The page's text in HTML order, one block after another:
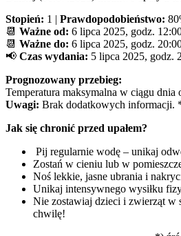
Stopień: 1 | Prawdopodobieństwo:
📆 Ważne od: 6 lipca 2025, godz.
📆 Ważne do: 6 lipca 2025, godz.
📢 Czas wydania: 5 lipca 2025, godz.
Prognozowany przebieg:
Temperatura maksymalna w ciągu dnia
Uwagi: Brak dodatkowych informacji.
Jak się chronić przed upałem?
Pij regularnie wodę – unikaj
Zostań w cieniu lub w
Noś lekkie, jasne ubrania i
Unikaj intensywnego wysiłku
Nie zostawiaj dzieci i zwierząt w
chwilę!